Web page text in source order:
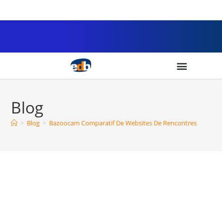
Blog
> Blog > Bazoocam Comparatif De Websites De Rencontres